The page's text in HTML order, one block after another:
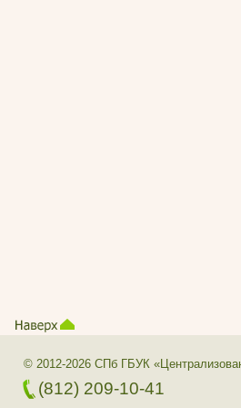
© 2012-2026 СПб ГБУК
(812) 209-10-41